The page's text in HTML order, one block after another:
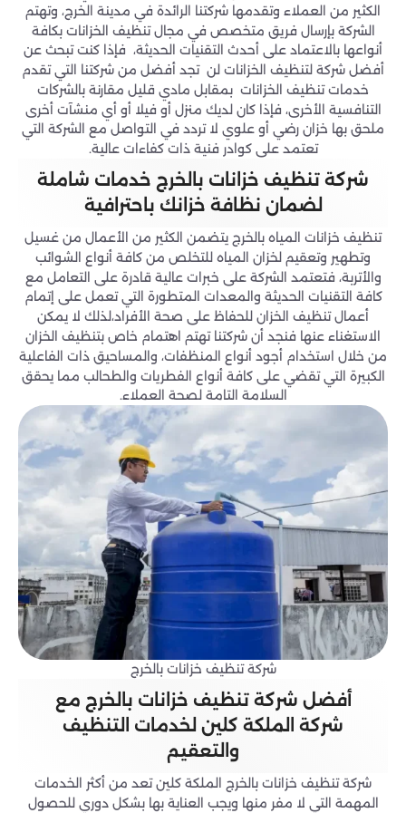
الكثير من العملاء وتقدمها شركتنا الرائدة في مدينة الخرج، وتهتم
الشركة بإرسال فريق متخصص في مجال تنظيف الخزانات بكافة
أنواعها بالاعتماد على أحدث التقنيات الحديثة، فإذا كنت تبحث عن
أفضل شركة لتنظيف الخزانات لن تجد أفضل من شركتنا التي تقدم
خدمات تنظيف الخزانات بمقابل مادي قليل مقارنة بالشركات
التنافسية الأخرى، فإذا كان لديك منزل أو فيلا أو أي منشآت أخرى
ملحق بها خزان رضي أو علوي لا تردد في التواصل مع الشركة التي
تعتمد على كوادر فنية ذات كفاءات عالية.
شركة تنظيف خزانات بالخرج خدمات شاملة
لضمان نظافة خزانك باحترافية
تنظيف خزانات المياه بالخرج يتضمن الكثير من الأعمال من غسيل
وتطهير وتعقيم لخزان المياه للتخلص من كافة أنواع الشوائب
والأتربة، فتعتمد الشركة على خبرات عالية قادرة على التعامل مع
كافة التقنيات الحديثة والمعدات المتطورة التي تعمل على إتمام
أعمال تنظيف الخزان للحفاظ على صحة الأفراد،لذلك لا يمكن
الاستغناء عنها فنجد أن شركتنا تهتم اهتمام خاص بتنظيف الخزان
من خلال استخدام أجود أنواع المنظفات، والمساحيق ذات الفاعلية
الكبيرة التي تقضي على كافة أنواع الفطريات والطحالب مما يحقق
السلامة التامة لصحة العملاء.
شركة تنظيف خزانات بالخرج
أفضل شركة تنظيف خزانات بالخرج مع
شركة الملكة كلين لخدمات التنظيف
والتعقيم
شركة تنظيف خزانات بالخرج الملكة كلين تعد من أكثر الخدمات
المهمة التي لا مفر منها ويجب العناية بها بشكل دوري للحصول